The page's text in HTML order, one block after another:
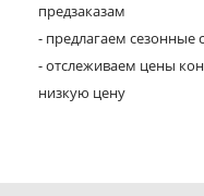
предзаказам
- предлагаем сезонные
- отслеживаем цены
низкую цену